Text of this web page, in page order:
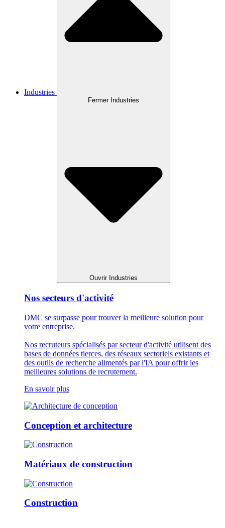
Industries
Fermer Industries
Ouvrir Industries
Nos secteurs d'activité
DMC se surpasse pour trouver la meilleure solution pour
votre entreprise.
Nos recruteurs spécialisés par secteur d'activité utilisent des
bases de données tierces, des réseaux sectoriels existants et
des outils de recherche alimentés par l'IA pour offrir les
meilleures solutions de recrutement.
En savoir plus
Conception et architecture
Matériaux de construction
Construction